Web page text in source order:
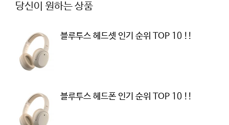
당신이 원하는 상품
블루투스 헤드셋 인기 순위 TOP 10 !!
블루투스 헤드폰 인기 순위 TOP 10 !!